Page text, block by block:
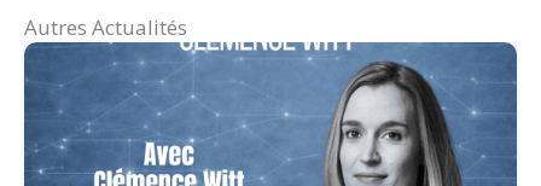
Autres Actualités